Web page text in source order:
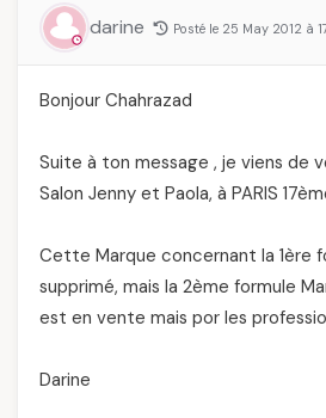
darine Posté le 25 May 2012 à
Bonjour Chahrazad
Suite à ton message , je viens de
Salon Jenny et Paola, à PARIS
Cette Marque concernant la 1ère
supprimé, mais la 2ème formule
est en vente mais por les
Darine